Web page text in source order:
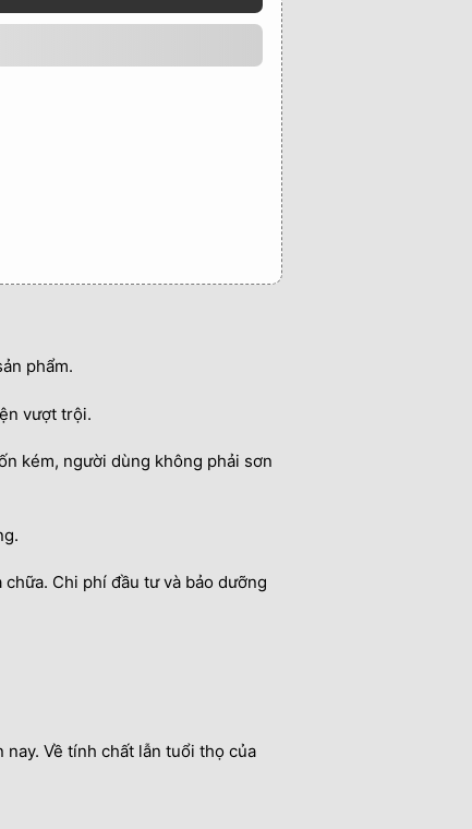
phẩm.
vượt trội.
kém, người dùng không phải sơn
Chi phí đầu tư và bảo dưỡng
Về tính chất lẫn tuổi thọ của